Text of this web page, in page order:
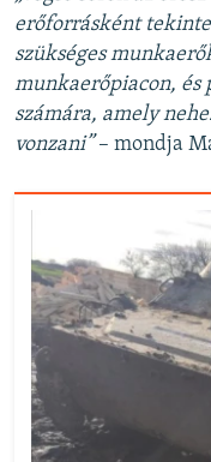
erőforrásként
szükséges
munkaerőpiacon, és
számára, amely
vonzani”– mondja